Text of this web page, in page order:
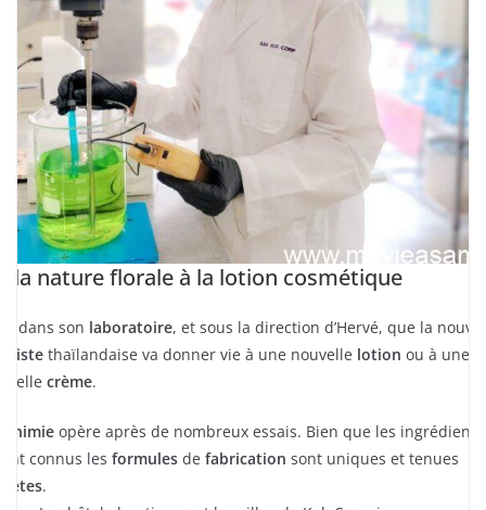
la nature florale à la lotion cosmétique
dans son laboratoire, et sous la direction d’Hervé, que la
thaïlandaise va donner vie à une nouvelle lotionou à une
crème.
opère après de nombreux essais. Bien que les ingrédients
connus lesformulesdefabricationsont uniques et tenues
.